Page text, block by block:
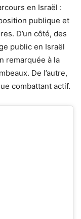
en Israël :
publique et
D’un côté, des
public en Israël
remarquée à la
De l’autre,
combattant actif.